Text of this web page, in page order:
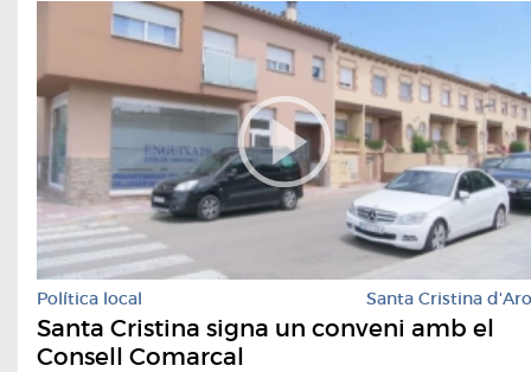
Política local Santa Cristina d'Aro
Santa Cristina signa un conveni amb el
Consell Comarcal